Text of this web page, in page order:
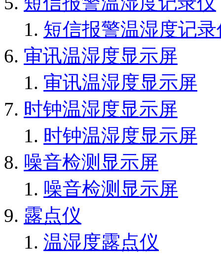
短信报警温湿度记录
审讯温湿度显示屏
审讯温湿度显示屏
时钟温湿度显示屏
时钟温湿度显示屏
噪音检测显示屏
噪音检测显示屏
露点仪
温湿度露点仪